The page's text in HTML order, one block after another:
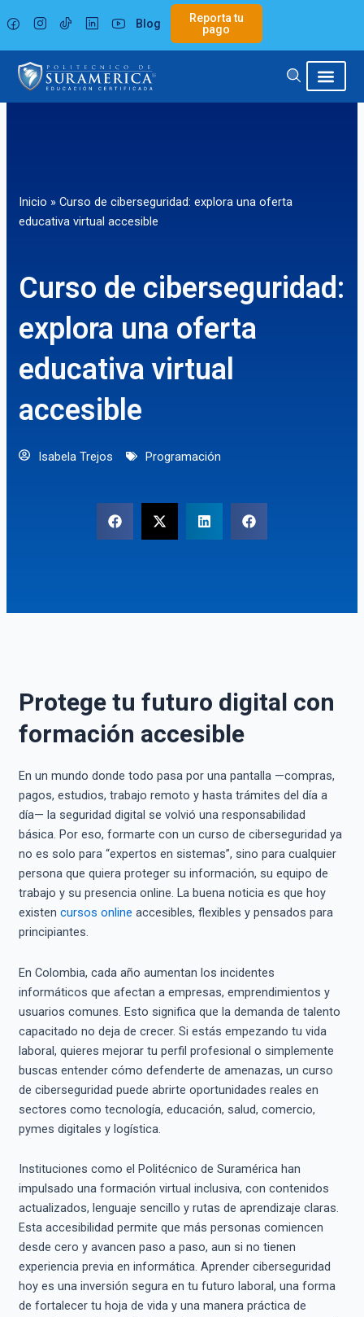
al
contenido
Blog
Reporta tu
pago
Inicio » Curso de ciberseguridad: explora una oferta
educativa virtual accesible
Curso de ciberseguridad:
explora una oferta
educativa virtual
accesible
Isabela Trejos Programación
Protege tu futuro digital con
formación accesible
En un mundo donde todo pasa por una pantalla —compras,
pagos, estudios, trabajo remoto y hasta trámites del día a
día— la seguridad digital se volvió una responsabilidad
básica. Por eso, formarte con un curso de ciberseguridad ya
no es solo para “expertos en sistemas”, sino para cualquier
persona que quiera proteger su información, su equipo de
trabajo y su presencia online. La buena noticia es que hoy
existen cursos online accesibles, flexibles y pensados para
principiantes.
En Colombia, cada año aumentan los incidentes
informáticos que afectan a empresas, emprendimientos y
usuarios comunes. Esto significa que la demanda de talento
capacitado no deja de crecer. Si estás empezando tu vida
laboral, quieres mejorar tu perfil profesional o simplemente
buscas entender cómo defenderte de amenazas, un curso
de ciberseguridad puede abrirte oportunidades reales en
sectores como tecnología, educación, salud, comercio,
pymes digitales y logística.
Instituciones como el Politécnico de Suramérica han
impulsado una formación virtual inclusiva, con contenidos
actualizados, lenguaje sencillo y rutas de aprendizaje claras.
Esta accesibilidad permite que más personas comiencen
desde cero y avancen paso a paso, aun si no tienen
experiencia previa en informática. Aprender ciberseguridad
hoy es una inversión segura en tu futuro laboral, una forma
de fortalecer tu hoja de vida y una manera práctica de